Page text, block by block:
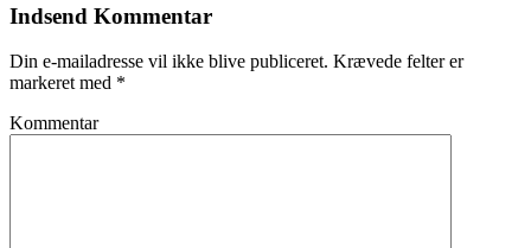
Indsend Kommentar
Din e-mailadresse vil ikke blive publiceret. Krævede felter er
markeret med *
Kommentar